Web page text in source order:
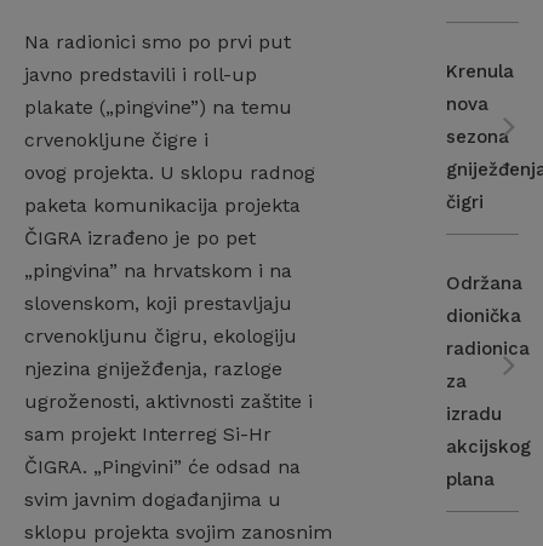
Na radionici smo po prvi put
javno predstavili i roll-up
plakate („pingvine”) na temu
crvenokljune čigre i
ovog projekta. U sklopu radnog
paketa komunikacija projekta
ČIGRA izrađeno je po pet
„pingvina” na hrvatskom i na
slovenskom, koji prestavljaju
crvenokljunu čigru, ekologiju
njezina gniježđenja, razloge
ugroženosti, aktivnosti zaštite i
sam projekt Interreg Si-Hr
ČIGRA. „Pingvini” će odsad na
svim javnim događanjima u
sklopu projekta svojim zanosnim
Krenula
nova
sezona
čigri
Održana
dionička
radionica
za
izradu
akcijskog
plana